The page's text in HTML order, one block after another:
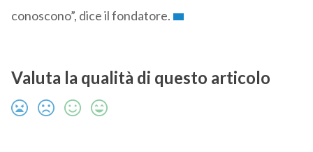
conoscono”, dice il fondatore.
Valuta la qualità di questo articolo